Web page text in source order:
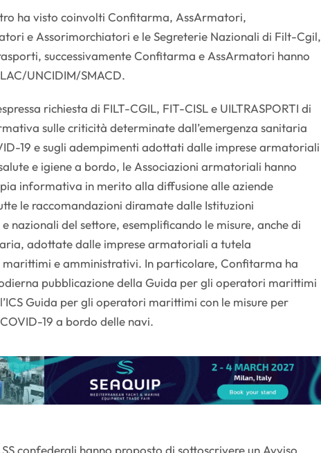
ha visto coinvolti Confitarma, AssArmatori,
e Assorimorchiatori e le Segreterie Nazionali di Filt-Cgil,
successivamente Confitarma e AssArmatori hanno
UNCIDIM/SMACD.
richiesta di FILT-CGIL, FIT-CISL e UILTRASPORTI di
sulle criticità determinate dall’emergenza sanitaria
19 e sugli adempimenti adottati dalle imprese armatoriali
e igiene a bordo, le Associazioni armatoriali hanno
informativa in merito alla diffusione alle aziende
le raccomandazioni diramate dalle Istituzioni
nazionali del settore, esemplificando le misure, anche di
adottate dalle imprese armatoriali a tutela
e amministrativi. In particolare, Confitarma ha
pubblicazione della Guida per gli operatori marittimi
Guida per gli operatori marittimi con le misure per
19 a bordo delle navi.
confederali hanno proposto di sottoscrivere un Avviso